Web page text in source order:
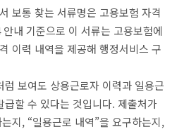
보통 찾는 서류명은 고용보험 자격
내 기준으로 이 서류는 고용보험에
이력 내역을 제공해 행정서비스 구
보여도 상용근로자 이력과 일용근
할 수 있다는 것입니다. 제출처가
지, “일용근로 내역”을 요구하는지,